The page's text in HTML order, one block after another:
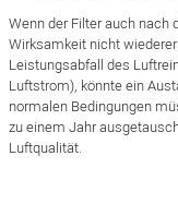
Wenn der Filter auch nach
Wirksamkeit nicht
Leistungsabfall des
Luftstrom), könnte ein
normalen Bedingungen
zu einem Jahr
Luftqualität.